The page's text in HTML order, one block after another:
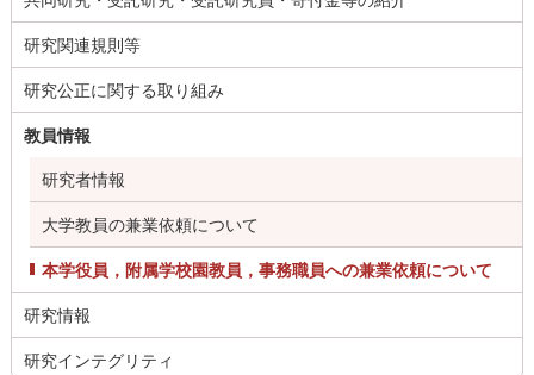
研究関連規則等
研究公正に関する取り組み
教員情報
研究者情報
大学教員の兼業依頼について
本学役員，附属学校園教員，事務職員への兼業依頼について
研究情報
研究インテグリティ